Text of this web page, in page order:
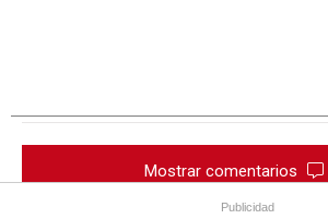
Mostrar comentarios
Publicidad